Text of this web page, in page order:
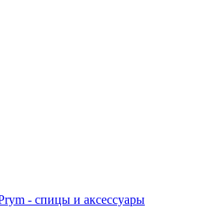
- спицы и аксессуары